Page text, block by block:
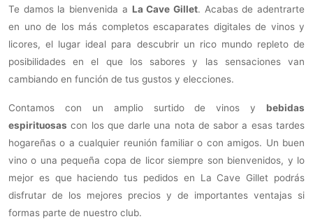
Te damos la bienvenida a La Cave Gillet. Acabas de adentrarte
en uno de los más completos escaparates digitales de vinos y
licores, el lugar ideal para descubrir un rico mundo repleto de
posibilidades en el que los sabores y las sensaciones van
cambiando en función de tus gustos y elecciones.
Contamos con un amplio surtido de vinos y bebidas
espirituosas con los que darle una nota de sabor a esas tardes
hogareñas o a cualquier reunión familiar o con amigos. Un buen
vino o una pequeña copa de licor siempre son bienvenidos, y lo
mejor es que haciendo tus pedidos en La Cave Gillet podrás
disfrutar de los mejores precios y de importantes ventajas si
formas parte de nuestro club.